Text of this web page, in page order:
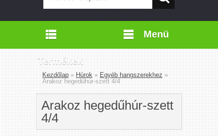
Termékek
Menü
Kezdőlap » Húrok » Egyéb hangszerekhez »
Arakoz hegedűhúr-szett 4/4
Arakoz hegedűhúr-szett
4/4